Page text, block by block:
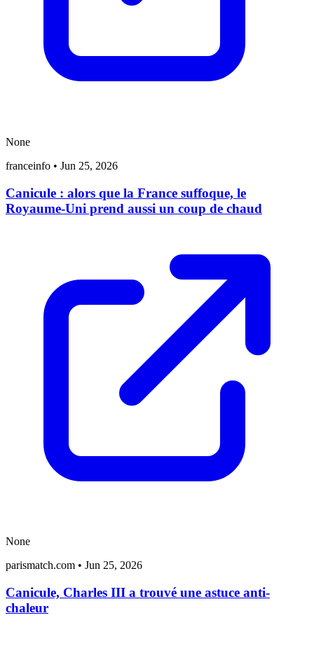
None
franceinfo • Jun 25, 2026
Canicule : alors que la France suffoque, le
Royaume-Uni prend aussi un coup de chaud
None
parismatch.com • Jun 25, 2026
Canicule, Charles III a trouvé une astuce anti-
chaleur